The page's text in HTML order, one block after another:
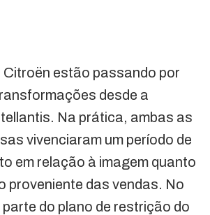
Citroën estão passando por
desde a
Na prática, ambas as
vivenciaram um período de
em relação à imagem quanto
proveniente das vendas. No
do plano de restrição do